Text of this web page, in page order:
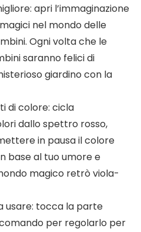
apri l’immaginazione
nel mondo delle
Ogni volta che le
saranno felici di
giardino con la
di colore: cicla
dallo spettro rosso,
in pausa il colore
base al tuo umore e
magico retrò viola-
usare: tocca la parte
per regolarlo per